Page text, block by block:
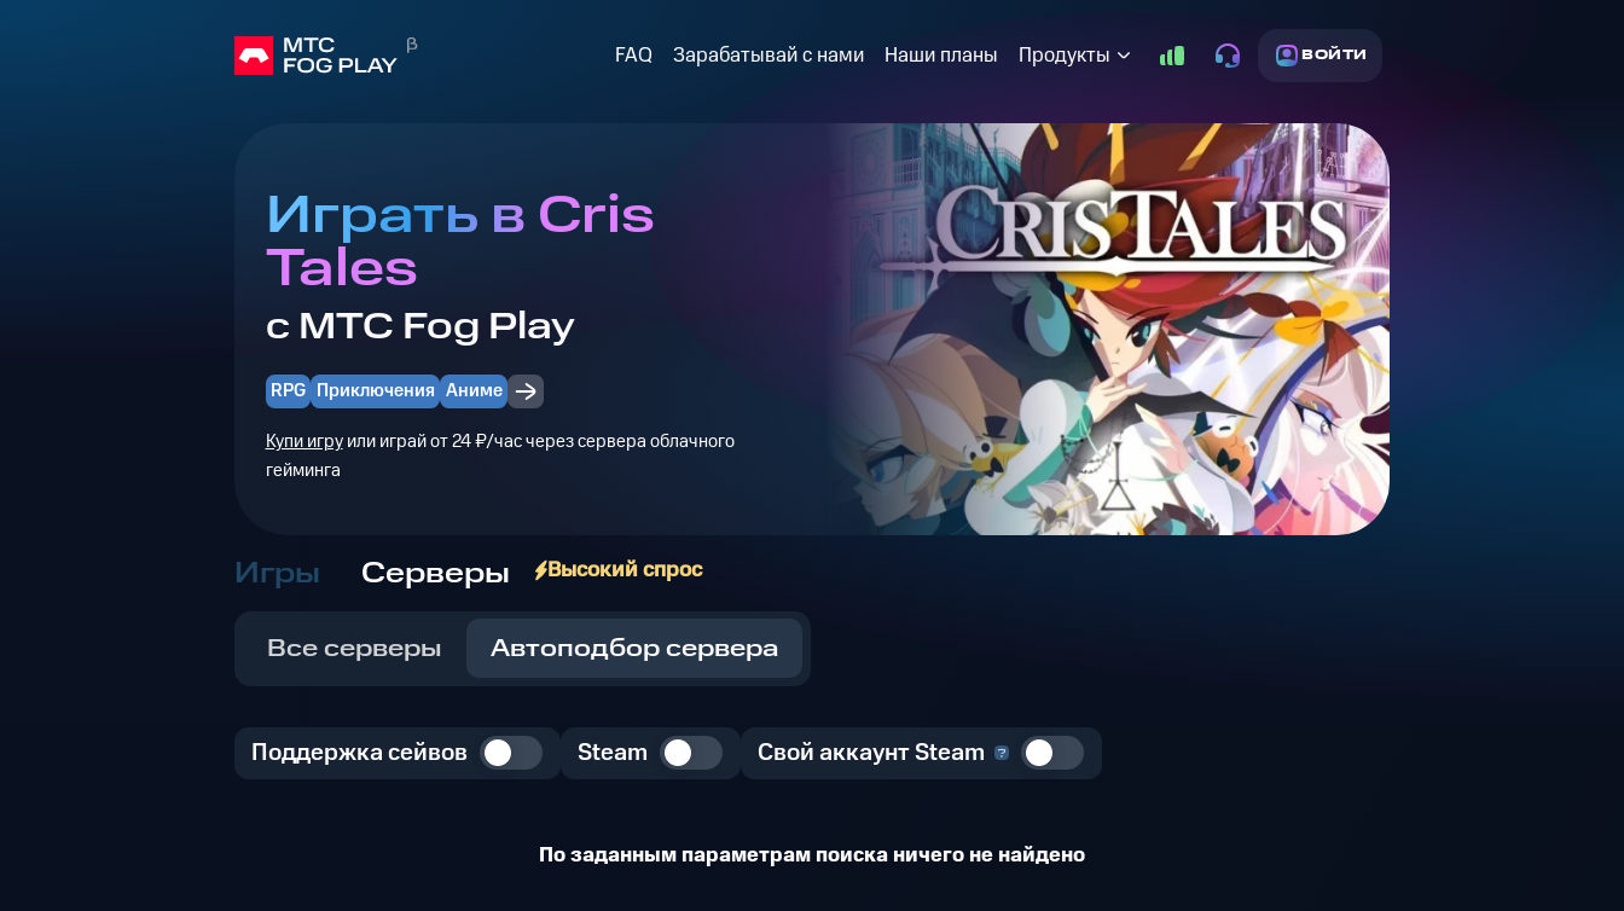
FAQ Зарабатывай с нами Наши планы Продукты ВОЙТИ
Играть в Cris
Tales
с МТС Fog Play
RPG Приключения Аниме
Купи игруили играй от 24 ₽/час через сервера облачного
гейминга
Игры Серверы Высокий спрос
Все серверы Автоподбор сервера
Поддержка сейвов Steam Свой аккаунт Steam
По заданным параметрам поиска ничего не найдено